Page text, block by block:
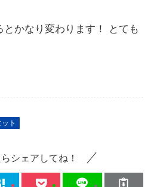
かなり変わります！ とても
ト
シェアしてね！